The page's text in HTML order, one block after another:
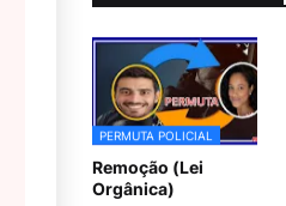
PERMUTA POLICIAL
Remoção (Lei
Orgânica)